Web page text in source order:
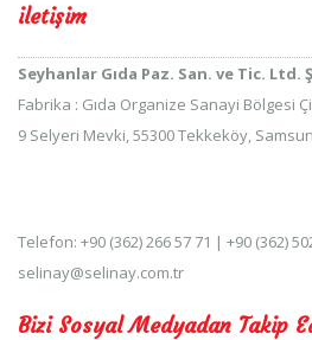
iletişim
Seyhanlar Gıda Paz. San. ve Tic. Ltd.
Fabrika : Gıda Organize Sanayi Bölgesi
9 Selyeri Mevki, 55300 Tekkeköy,
Telefon: +90 (362) 266 57 71 | +90 (362)
selinay@selinay.com.tr
Bizi Sosyal Medyadan Takip